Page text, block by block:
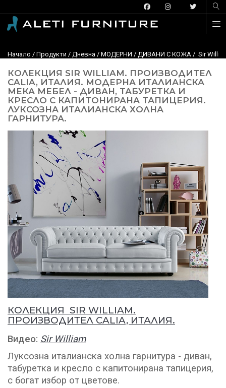
Начало / Продукти / Дневна / МОДЕРНИ / ДИВАНИ С КОЖА / Sir
КОЛЕКЦИЯ SIR WILLIAM. ПРОИЗВОДИТЕЛ
CALIA, ИТАЛИЯ. МОДЕРНА ИТАЛИАНСКА
МЕКА МЕБЕЛ - ДИВАН, ТАБУРЕТКА И
КРЕСЛО С КАПИТОНИРАНА ТАПИЦЕРИЯ.
ЛУКСОЗНА ИТАЛИАНСКА ХОЛНА
ГАРНИТУРА.
КОЛЕКЦИЯ SIR WILLIAM.
ПРОИЗВОДИТЕЛ CALIA, ИТАЛИЯ.
Видео: Sir William
Луксозна италианска холна гарнитура - диван,
табуретка и кресло с капитонирана тапицерия,
с богат избор от цветове.